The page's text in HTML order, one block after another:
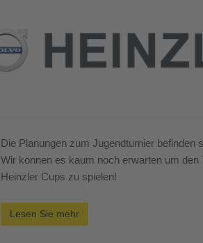
Die Planungen zum Jugendturnier befinden
Wir können es kaum noch erwarten um den
Heinzler Cups zu spielen!
Lesen Sie mehr